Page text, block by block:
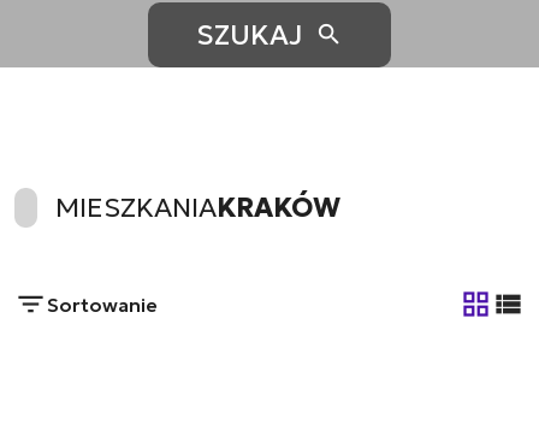
SZUKAJ
MIESZKANIAKRAKÓW
Sortowanie
tabela